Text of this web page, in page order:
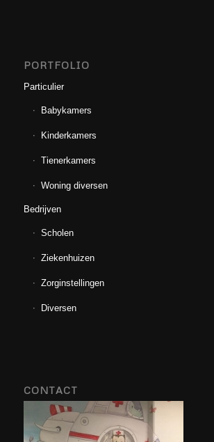
PORTFOLIO
Particulier
Babykamers
Kinderkamers
Tienerkamers
Woning diversen
Bedrijven
Scholen
Ziekenhuizen
Zorginstellingen
Diversen
CONTACT